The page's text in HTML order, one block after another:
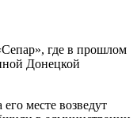
где в прошлом
Донецкой
месте возведут